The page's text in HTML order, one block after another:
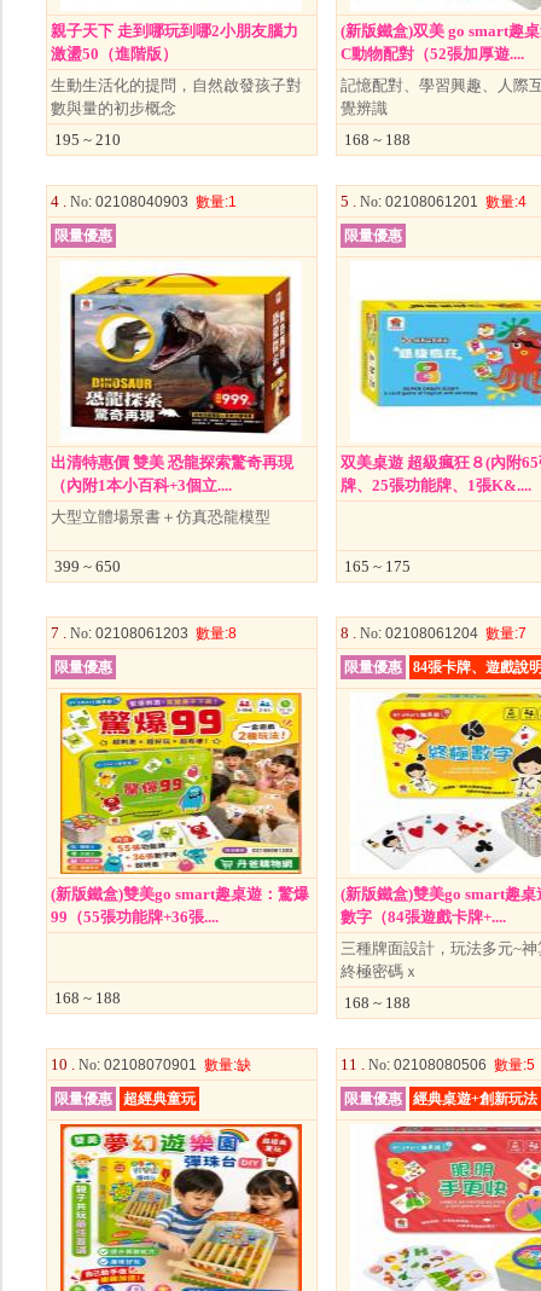
親子天下 走到哪玩到哪2小朋友腦力
激盪50（進階版）
生動生活化的提問，自然啟發孩子對
數與量的初步概念
195 ~ 210
(新版鐵盒)双美 go smart趣
C動物配對（52張加厚遊....
記憶配對、學習興趣、人際
覺辨識
168 ~ 188
4 . No: 02108040903 數量:1
限量優惠
出清特惠價 雙美 恐龍探索驚奇再現
（內附1本小百科+3個立....
大型立體場景書＋仿真恐龍模型
399 ~ 650
5 . No: 02108061201 數量:4
限量優惠
双美桌遊 超級瘋狂８(內附
牌、25張功能牌、1張K&....
165 ~ 175
7 . No: 02108061203 數量:8
限量優惠
(新版鐵盒)雙美go smart趣桌遊：驚爆
99（55張功能牌+36張....
168 ~ 188
8 . No: 02108061204 數量:7
限量優惠
84張卡牌、遊戲說
(新版鐵盒)雙美go smart趣桌
數字（84張遊戲卡牌+....
三種牌面設計，玩法多元~
終極密碼ｘ
168 ~ 188
10 . No: 02108070901 數量:缺
限量優惠
超經典童玩
11 . No: 02108080506 數量:5
限量優惠
經典桌遊+創新玩法